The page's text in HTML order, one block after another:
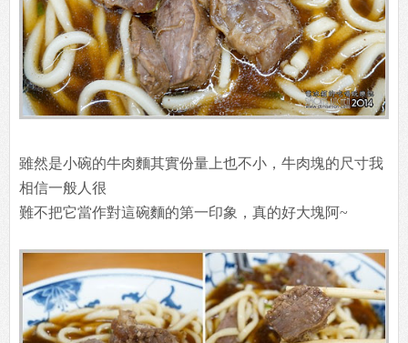
雖然是小碗的牛肉麵其實份量上也不小，牛肉塊的尺寸我
相信一般人很
難不把它當作對這碗麵的第一印象，真的好大塊阿~